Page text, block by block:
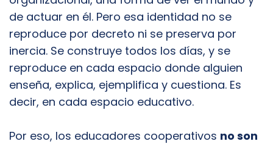
de actuar en él. Pero esa identidad no se
reproduce por decreto ni se preserva por
inercia. Se construye todos los días, y se
reproduce en cada espacio donde alguien
enseña, explica, ejemplifica y cuestiona. Es
decir, en cada espacio educativo.
Por eso, los educadores cooperativos no son